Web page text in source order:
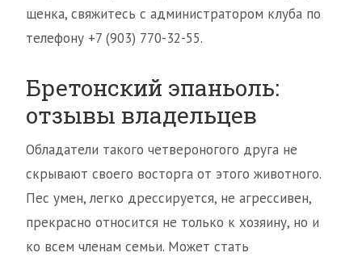
щенка, свяжитесь с администратором клуба по
телефону +7 (903) 770-32-55.
Бретонский эпаньоль:
отзывы владельцев
Обладатели такого четвероногого друга не
скрывают своего восторга от этого животного.
Пес умен, легко дрессируется, не агрессивен,
прекрасно относится не только к хозяину, но и
ко всем членам семьи. Может стать